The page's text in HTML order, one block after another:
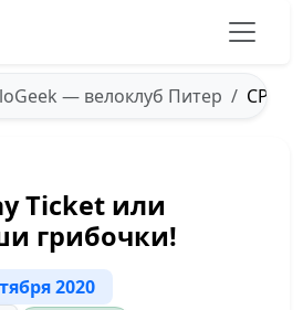
— велоклуб Питер СРВ:
Ticket или
грибочки!
2020